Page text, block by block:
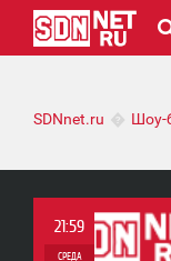
SDNnet.ru Шоу-
21:59
СРЕДА